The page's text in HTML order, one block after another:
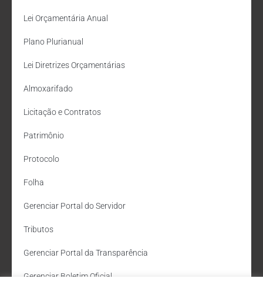
Lei Orçamentária Anual
Plano Plurianual
Lei Diretrizes Orçamentárias
Almoxarifado
Licitação e Contratos
Patrimônio
Protocolo
Folha
Gerenciar Portal do Servidor
Tributos
Gerenciar Portal da Transparência
Gerenciar Boletim Oficial